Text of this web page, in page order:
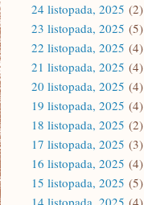
24 listopada, 2025 (2)
23 listopada, 2025 (5)
22 listopada, 2025 (4)
21 listopada, 2025 (4)
20 listopada, 2025 (4)
19 listopada, 2025 (4)
18 listopada, 2025 (2)
17 listopada, 2025 (3)
16 listopada, 2025 (4)
15 listopada, 2025 (5)
14 listopada, 2025 (4)